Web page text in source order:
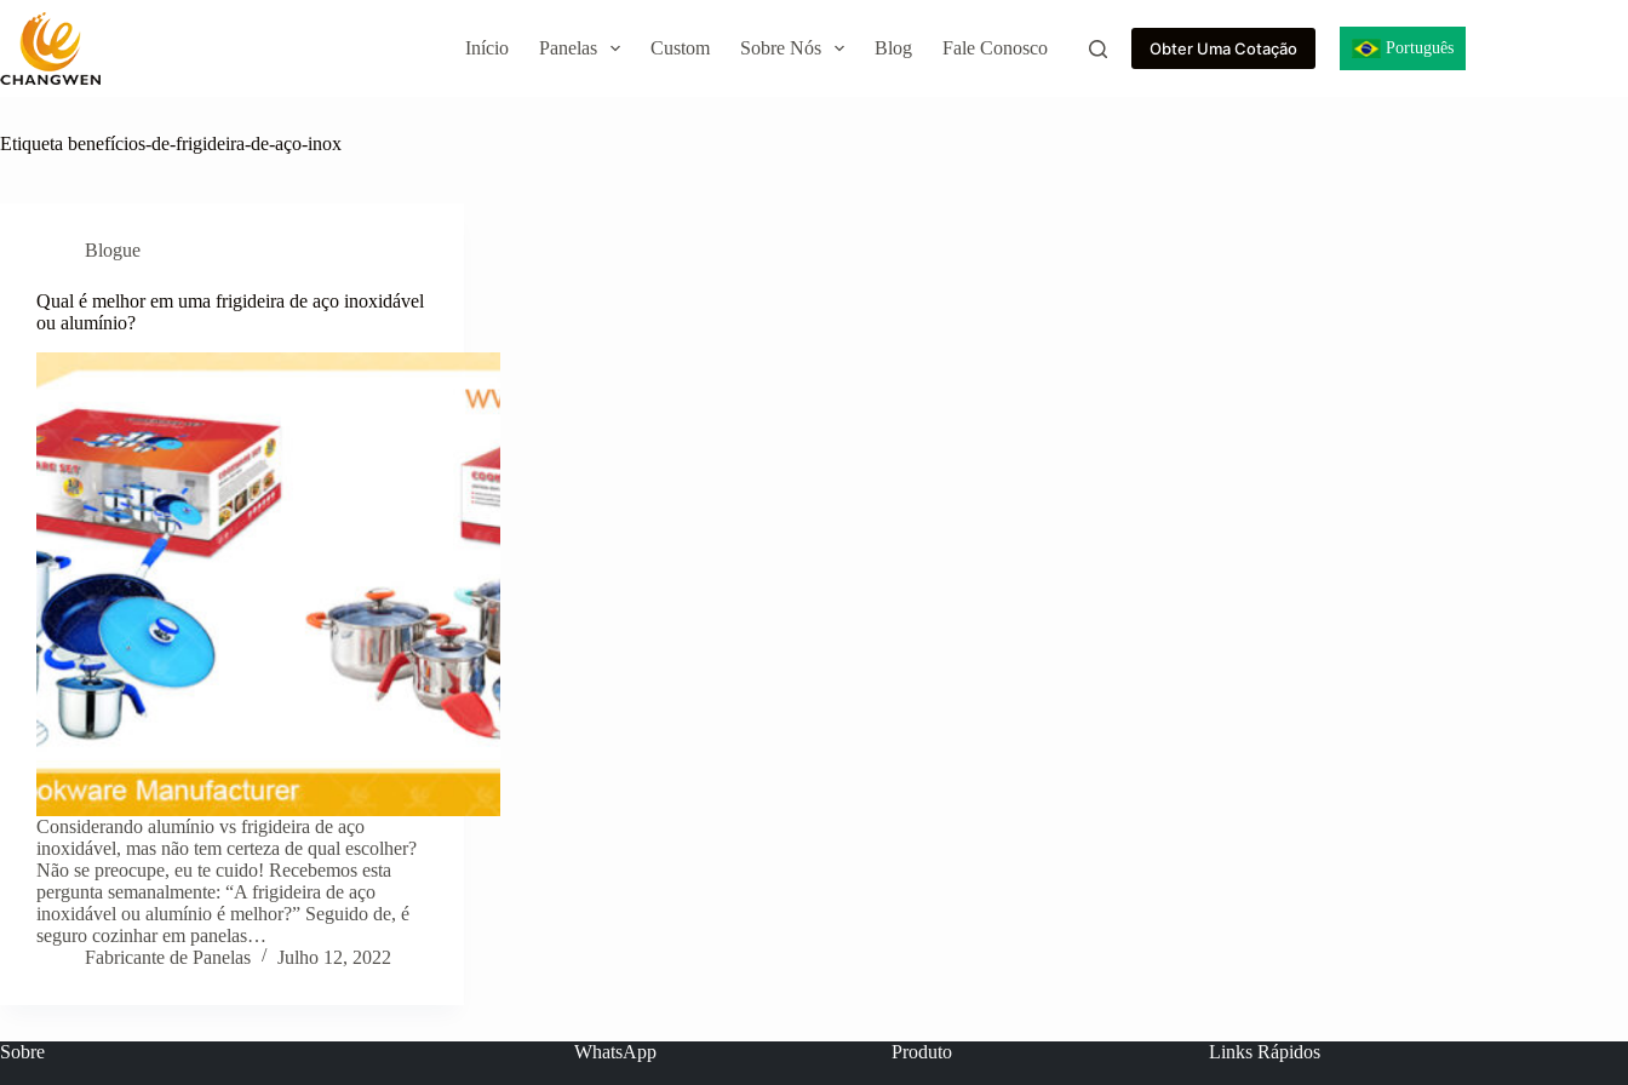
para
conteúdo
Início Panelas Custom Sobre Nós Blog Fale Conosco Obter Uma Cotação Português
Etiqueta benefícios-de-frigideira-de-aço-inox
Blogue
Qual é melhor em uma frigideira de aço inoxidável
ou alumínio?
Considerando alumínio vs frigideira de aço
inoxidável, mas não tem certeza de qual escolher?
Não se preocupe, eu te cuido! Recebemos esta
pergunta semanalmente: “A frigideira de aço
inoxidável ou alumínio é melhor?” Seguido de, é
seguro cozinhar em panelas…
Fabricante de Panelas
Julho 12, 2022
Sobre WhatsApp Produto Links Rápidos